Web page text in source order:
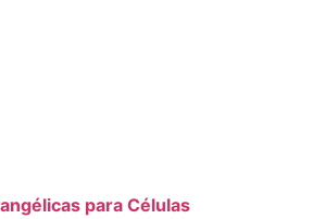
para Células